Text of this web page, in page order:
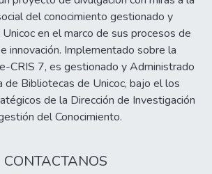
del conocimiento gestionado y
en el marco de sus procesos de
innovación. Implementado sobre la
CRIS 7, es gestionado y Administrado
de Bibliotecas de Unicoc, bajo el los
de la Dirección de Investigación
del Conocimiento.
CONTACTANOS